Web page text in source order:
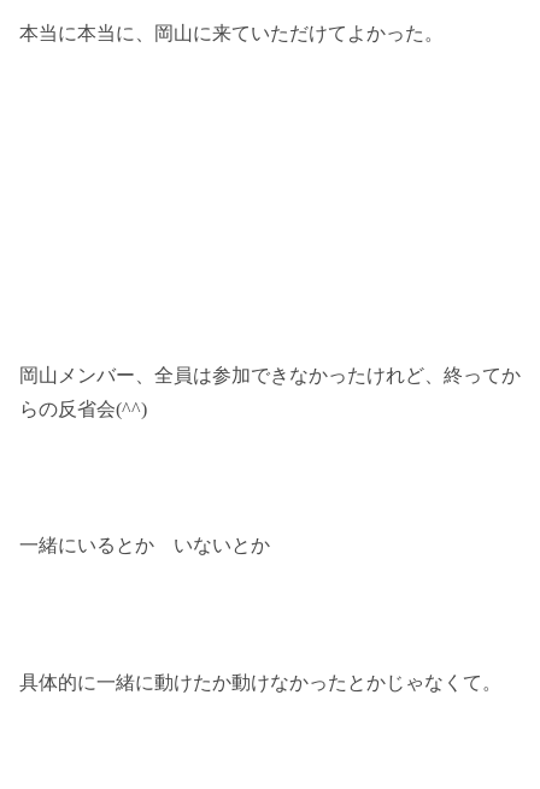
本当に本当に、岡山に来ていただけてよかった。
岡山メンバー、全員は参加できなかったけれど、終ってか
らの反省会(^^)
一緒にいるとか いないとか
具体的に一緒に動けたか動けなかったとかじゃなくて。